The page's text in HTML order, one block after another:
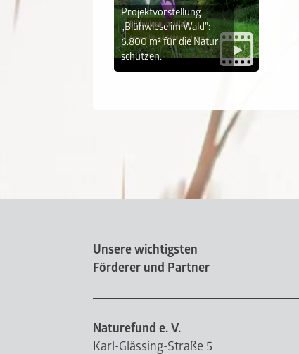
Projektvorstellung
„Blühwiese im Wald":
6.800 m² für die Natur
schützen.
Unsere wichtigsten
Förderer und Partner
Naturefund e. V.
Karl-Glässing-Straße 5